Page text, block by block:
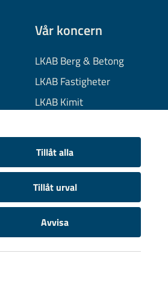
Tillåt alla
Tillåt urval
Avvisa
Vår koncern
LKAB Berg & Betong
LKAB Fastigheter
LKAB Kimit
LKAB Wassara
Samhällsutveckling